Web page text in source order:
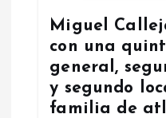
Miguel
con una
general,
y segundo
familia de